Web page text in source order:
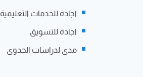
اجادة للخدمات التعليمية
اجادة للتسويق
مدى لدراسات الجدوى